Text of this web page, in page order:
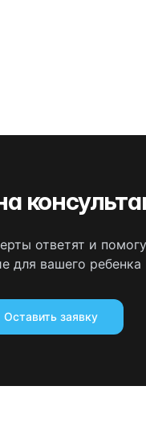
ответят и
для вашего ребенка
Оставить заявку